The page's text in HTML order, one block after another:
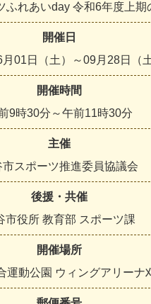
ふれあいday 令和6年度上期
開催日
01日（土）～09月28日（土
開催時間
9時30分～午前11時30分
主催
市スポーツ推進委員協議会
後援・共催
市役所 教育部 スポーツ課
開催場所
運動公園 ウィングアリーナ